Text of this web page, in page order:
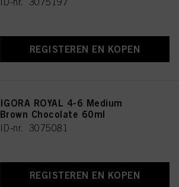
REGISTEREN EN KOPEN
IGORA ROYAL 4-6 Medium
Brown Chocolate 60ml
ID-nr. 3075081
REGISTEREN EN KOPEN